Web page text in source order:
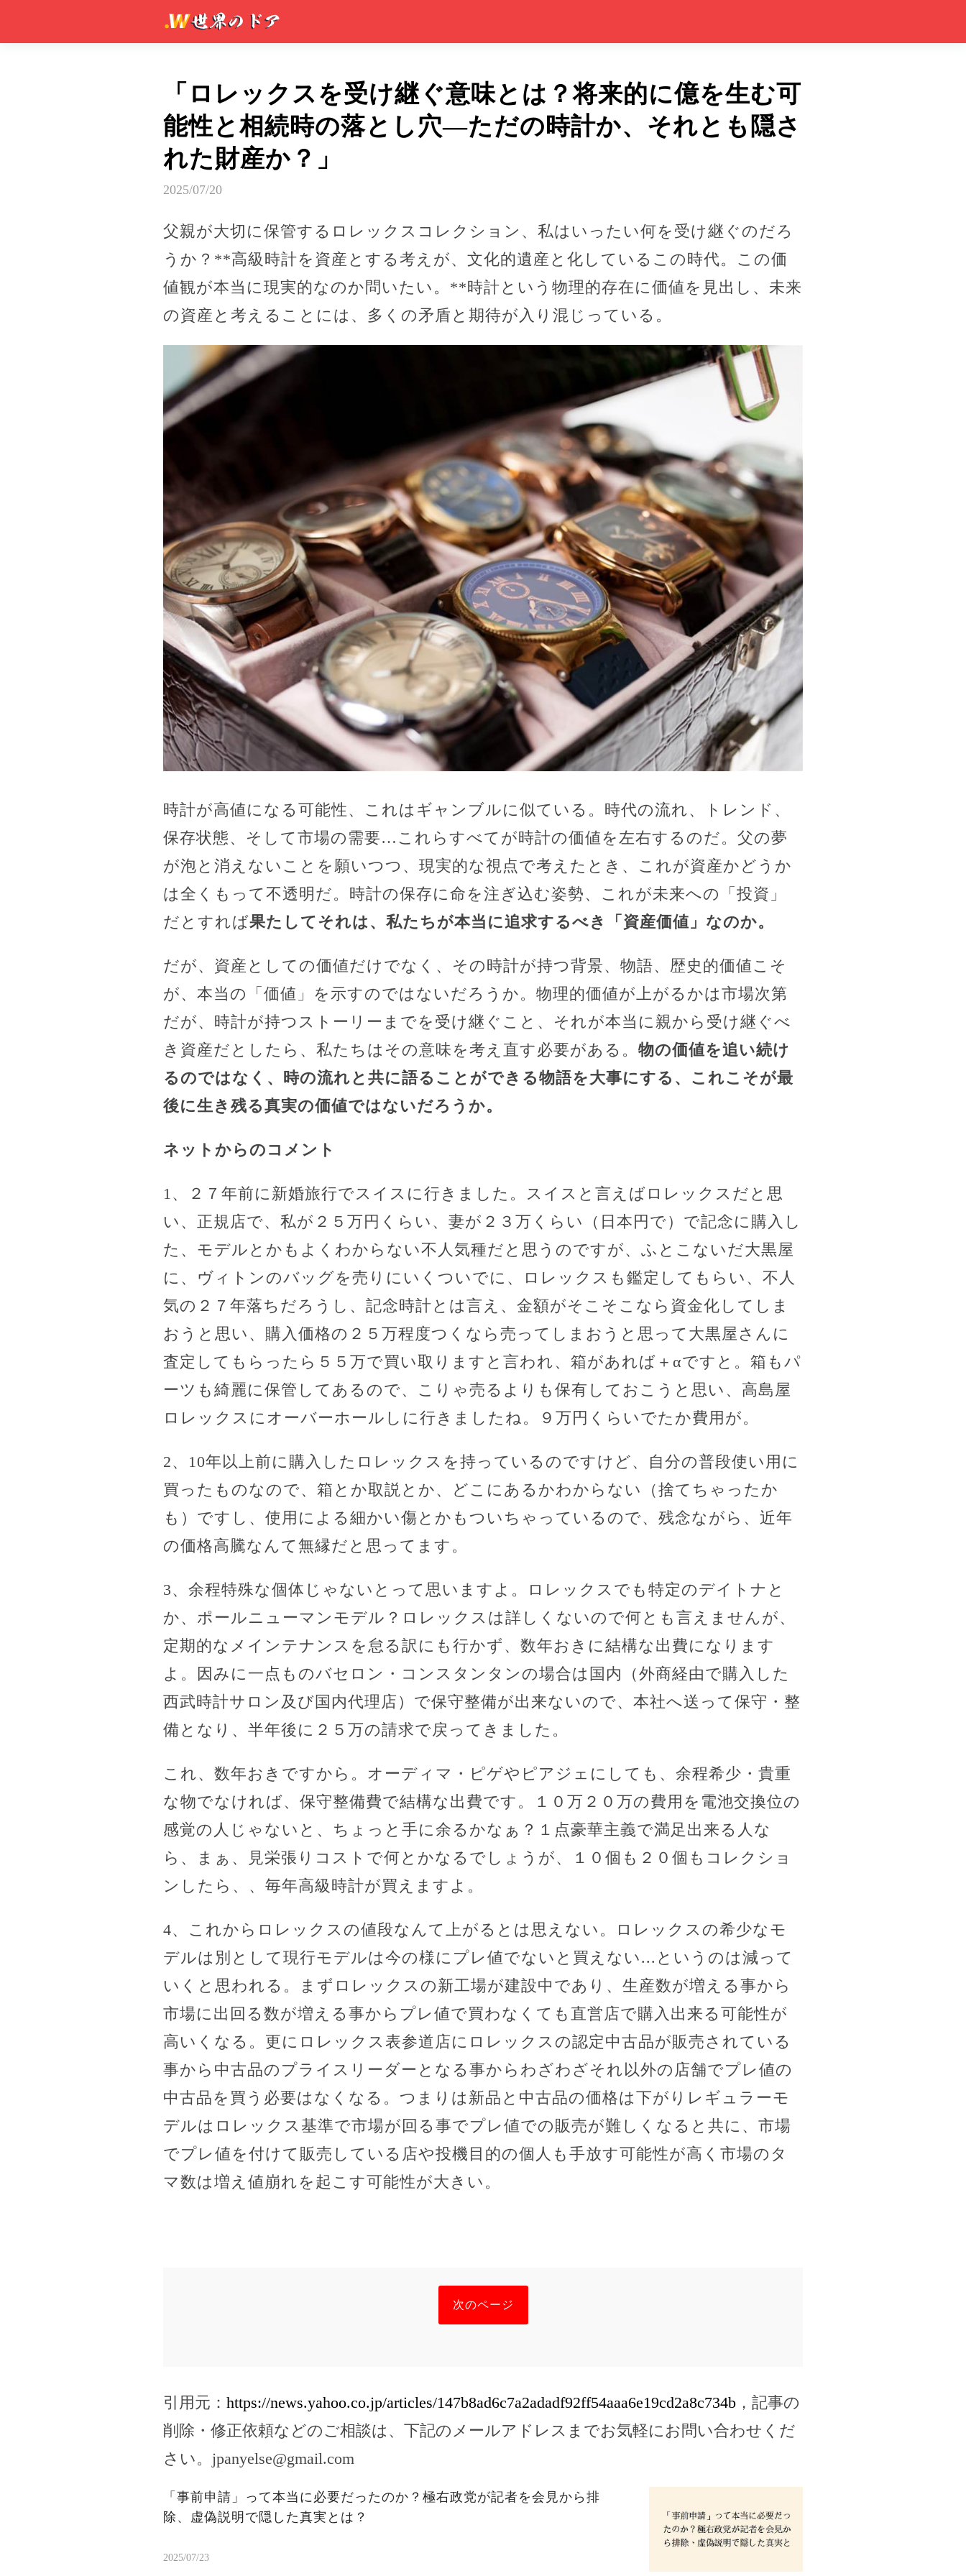
「ロレックスを受け継ぐ意味とは？将来的に億を生む可
能性と相続時の落とし穴―ただの時計か、それとも隠さ
れた財産か？」
2025/07/20
父親が大切に保管するロレックスコレクション、私はいったい何を受け継ぐのだろ
うか？**高級時計を資産とする考えが、文化的遺産と化しているこの時代。この価
値観が本当に現実的なのか問いたい。**時計という物理的存在に価値を見出し、未来
の資産と考えることには、多くの矛盾と期待が入り混じっている。
時計が高値になる可能性、これはギャンブルに似ている。時代の流れ、トレンド、
保存状態、そして市場の需要…これらすべてが時計の価値を左右するのだ。父の夢
が泡と消えないことを願いつつ、現実的な視点で考えたとき、これが資産かどうか
は全くもって不透明だ。時計の保存に命を注ぎ込む姿勢、これが未来への「投資」
だとすれば果たしてそれは、私たちが本当に追求するべき「資産価値」なのか。
だが、資産としての価値だけでなく、その時計が持つ背景、物語、歴史的価値こそ
が、本当の「価値」を示すのではないだろうか。物理的価値が上がるかは市場次第
だが、時計が持つストーリーまでを受け継ぐこと、それが本当に親から受け継ぐべ
き資産だとしたら、私たちはその意味を考え直す必要がある。 物の価値を追い続け
るのではなく、時の流れと共に語ることができる物語を大事にする、これこそが最
後に生き残る真実の価値ではないだろうか。
ネットからのコメント
1、２７年前に新婚旅行でスイスに行きました。スイスと言えばロレックスだと思
い、正規店で、私が２５万円くらい、妻が２３万くらい（日本円で）で記念に購入し
た、モデルとかもよくわからない不人気種だと思うのですが、ふとこないだ大黒屋
に、ヴィトンのバッグを売りにいくついでに、ロレックスも鑑定してもらい、不人
気の２７年落ちだろうし、記念時計とは言え、金額がそこそこなら資金化してしま
おうと思い、購入価格の２５万程度つくなら売ってしまおうと思って大黒屋さんに
査定してもらったら５５万で買い取りますと言われ、箱があれば＋αですと。箱もパ
ーツも綺麗に保管してあるので、こりゃ売るよりも保有しておこうと思い、高島屋
ロレックスにオーバーホールしに行きましたね。９万円くらいでたか費用が。
2、10年以上前に購入したロレックスを持っているのですけど、自分の普段使い用に
買ったものなので、箱とか取説とか、どこにあるかわからない（捨てちゃったか
も）ですし、使用による細かい傷とかもついちゃっているので、残念ながら、近年
の価格高騰なんて無縁だと思ってます。
3、余程特殊な個体じゃないとって思いますよ。ロレックスでも特定のデイトナと
か、ポールニューマンモデル？ロレックスは詳しくないので何とも言えませんが、
定期的なメインテナンスを怠る訳にも行かず、数年おきに結構な出費になります
よ。因みに一点ものバセロン・コンスタンタンの場合は国内（外商経由で購入した
西武時計サロン及び国内代理店）で保守整備が出来ないので、本社へ送って保守・整
備となり、半年後に２５万の請求で戻ってきました。
これ、数年おきですから。オーディマ・ピゲやピアジェにしても、余程希少・貴重
な物でなければ、保守整備費で結構な出費です。１０万２０万の費用を電池交換位の
感覚の人じゃないと、ちょっと手に余るかなぁ？１点豪華主義で満足出来る人な
ら、まぁ、見栄張りコストで何とかなるでしょうが、１０個も２０個もコレクショ
ンしたら、、毎年高級時計が買えますよ。
4、これからロレックスの値段なんて上がるとは思えない。ロレックスの希少なモ
デルは別として現行モデルは今の様にプレ値でないと買えない...というのは減って
いくと思われる。まずロレックスの新工場が建設中であり、生産数が増える事から
市場に出回る数が増える事からプレ値で買わなくても直営店で購入出来る可能性が
高いくなる。更にロレックス表参道店にロレックスの認定中古品が販売されている
事から中古品のプライスリーダーとなる事からわざわざそれ以外の店舗でプレ値の
中古品を買う必要はなくなる。つまりは新品と中古品の価格は下がりレギュラーモ
デルはロレックス基準で市場が回る事でプレ値での販売が難しくなると共に、市場
でプレ値を付けて販売している店や投機目的の個人も手放す可能性が高く市場のタ
マ数は増え値崩れを起こす可能性が大きい。
次のページ
引用元： https://news.yahoo.co.jp/articles/147b8ad6c7a2adadf92ff54aaa6e19cd2a8c734b ，記事の
削除・修正依頼などのご相談は、下記のメールアドレスまでお気軽にお問い合わせくだ
さい。 jpanyelse@gmail.com
「事前申請」って本当に必要だったのか？極右政党が記者を会見から排
除、虚偽説明で隠した真実とは？
2025/07/23